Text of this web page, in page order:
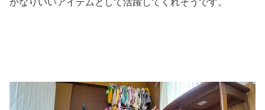
かなりいいアイテムとして活躍してくれそうです。